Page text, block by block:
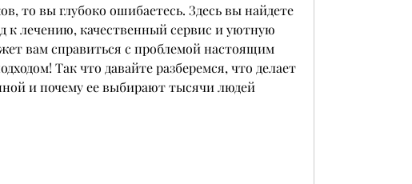
то вы глубоко ошибаетесь. Здесь вы найдете
к лечению, качественный сервис и уютную
вам справиться с проблемой настоящим
Так что давайте разберемся, что делает
и почему ее выбирают тысячи людей